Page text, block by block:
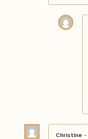
Christine –